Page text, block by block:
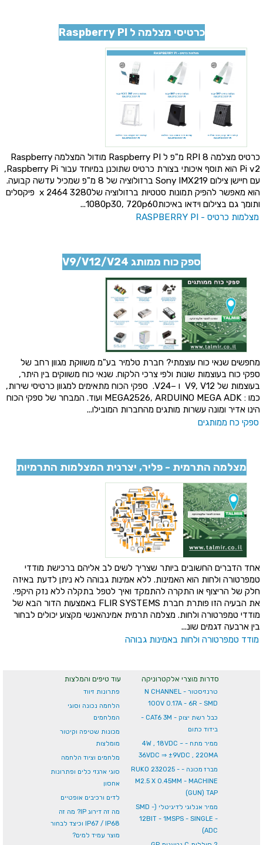
כרטיסי מצלמה ל Raspberry PI
כרטיס מצלמה RPI 8 מ"פ ל Raspberry PI מודול המצלמה Raspberry
Pi v2 הוא תוסף איכותי בצורת כרטיס שתוכנן במיוחד עבור Raspberry Pi,
עם חיישן צילום Sony IMX219 ברזולוציה של 8 מ"פ שמכיל עדשה קבועה.
הוא מאפשר להפיק תמונות סטטיות ברזולוציה של3280 x 2464 פיקסלים
ותומך גם בצילום וידאו באיכות1080p30, 720p60...
מצלמות כרטיס - RASPBERRY PI
ספק כוח ממותג V9/V12/V24
מחפשים שנאי כוח עוצמתי? חברת טלמיר בע"מ משווקת מגוון רחב של
ספקי כוח בעוצמות שונות ולפי צרכי הלקוח. שנאי כוח משווקים בין היתר,
בעוצמות של V9, V12 ו –V24. ספקי הכוח מתאימים למגוון כרטיסי שירות,
כמו : MEGA2526, ARDUINO MEGA ADK ועוד. המבחר של ספקי הכוח
הינו אדיר ומונה עשרות מותגים מהחברות המובילו...
ספקי כח ממותגים
מצלמה התרמית - פליר, יצרנית המצלמות התרמיות
אחד הדברים החשובים ביותר שצריך לשים לב אליהם ברכישת מודדי
טמפרטורה ולחות הוא האמינות. ללא אמינות גבוהה לא ניתן לדעת באיזה
חלק של הריצוף או התקרה להתמקד ואיך לטפל בתקלה ללא נזק היקפי.
את הבעיה הזו פותרת חברת FLIR SYSTEMS באמצעות הדור הבא של
מודדי טמפרטורה ולחות. מצלמה תרמית אמינהאנשי מקצוע יכולים לבחור
בין ארבעה דגמים שונ...
מודד טמפרטורה ולחות באמינות גבוהה
עוד טיפים והמלצות
פתרונות זיווד
הלחמה נכונה וסוגי
המלחמים
מכונות שטיפה וקיטור
מומלצות
מלחמים וציוד הלחמה
סוגי ארגזי כלים ופתרונות
אחסון
לדים ורכיבים אופטיים
מה זה דירוג IP? מה זה
IP67 / IP68 וכיצד לבחור
מוצר עמיד למים?
סדרות מוצרי אלקטרוניקה
טרנזיסטור N CHANNEL -
100V 0.17A - 6R - SMD
כבל רשת יצוק - CAT6 3M -
בידוד כתום
ממיר מתח - 4W , 18VDC ~
36VDC ⇒ ±9VDC , 220MA
מברז מכונה - RUKO 232025 -
M2.5 X 0.45MM - MACHINE
(GUN) TAP
ממיר אנלוגי לדיגיטלי (SMD -
12BIT - 1MSPS - SINGLE -
(ADC